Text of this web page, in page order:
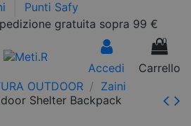
Punti Safy
gratuita sopra 99 €
Accedi
0
Carrello
OUTDOOR
Zaini
Shelter Backpack